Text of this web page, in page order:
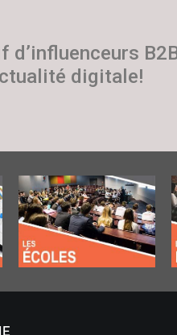
digitale!